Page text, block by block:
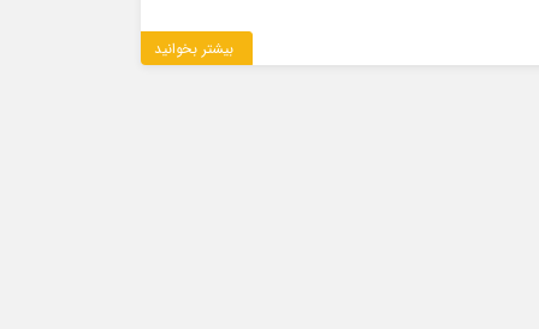
بیشتر بخوانید